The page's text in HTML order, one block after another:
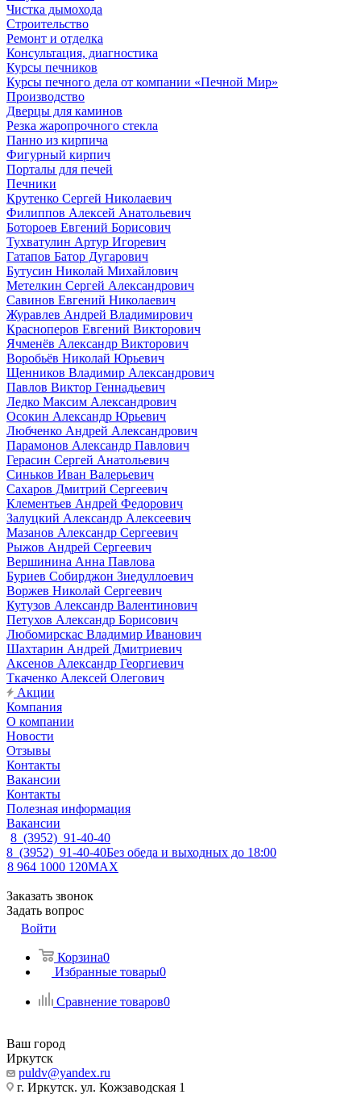
Чистка дымохода
Строительство
Ремонт и отделка
Консультация, диагностика
Курсы печников
Курсы печного дела от компании «Печной Мир»
Производство
Дверцы для каминов
Резка жаропрочного стекла
Панно из кирпича
Фигурный кирпич
Порталы для печей
Печники
Крутенко Сергей Николаевич
Филиппов Алексей Анатольевич
Ботороев Евгений Борисович
Тухватулин Артур Игоревич
Гатапов Батор Дугарович
Бутусин Николай Михайлович
Метелкин Сергей Александрович
Савинов Евгений Николаевич
Журавлев Андрей Владимирович
Красноперов Евгений Викторович
Ячменёв Александр Викторович
Воробьёв Николай Юрьевич
Щенников Владимир Александрович
Павлов Виктор Геннадьевич
Ледко Максим Александрович
Осокин Александр Юрьевич
Любченко Андрей Александрович
Парамонов Александр Павлович
Герасин Сергей Анатольевич
Синьков Иван Валерьевич
Сахаров Дмитрий Сергеевич
Клементьев Андрей Федорович
Залуцкий Александр Алексеевич
Мазанов Александр Сергеевич
Рыжов Андрей Сергеевич
Вершинина Анна Павлова
Буриев Собирджон Зиедуллоевич
Воржев Николай Сергеевич
Кутузов Александр Валентинович
Петухов Александр Борисович
Любомирскас Владимир Иванович
Шахтарин Андрей Дмитриевич
Аксенов Александр Георгиевич
Ткаченко Алексей Олегович
Акции
Компания
О компании
Новости
Отзывы
Контакты
Вакансии
Контакты
Полезная информация
Вакансии
8 (3952) 91-40-40
8 (3952) 91-40-40Без обеда и выходных до 18:00
8 964 1000 120MAX
Заказать звонок
Задать вопрос
Войти
Корзина0
Избранные товары0
Сравнение товаров0
Ваш город
Иркутск
puldv@yandex.ru
г. Иркутск. ул. Кожзаводская 1